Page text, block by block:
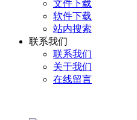
文件下载
软件下载
站内搜索
联系我们
联系我们
关于我们
在线留言